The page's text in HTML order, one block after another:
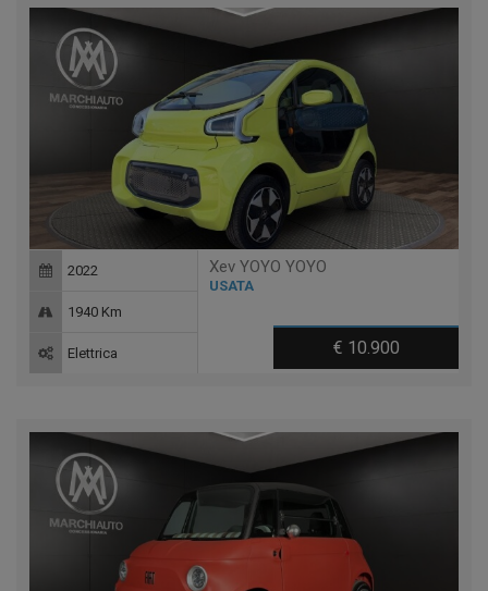
Xev YOYO YOYO
USATA
€ 10.900
2022
1940 Km
Elettrica